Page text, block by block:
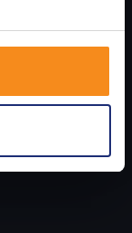
sanitair, maar ook